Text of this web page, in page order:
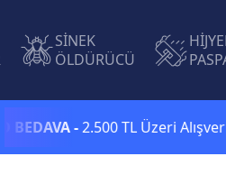
SİNEK
ÖLDÜRÜCÜ
-2.500 TL Üzeri Alışverişe